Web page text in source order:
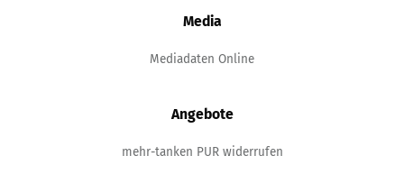
Media
Mediadaten Online
Angebote
mehr-tanken PUR widerrufen